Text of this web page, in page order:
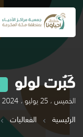
كَبُرت لولو
الخميس ، 25 يوليو ، 2024 - الخميس ، 25 يوليو ، 2024
الرئيسية
الفعاليات